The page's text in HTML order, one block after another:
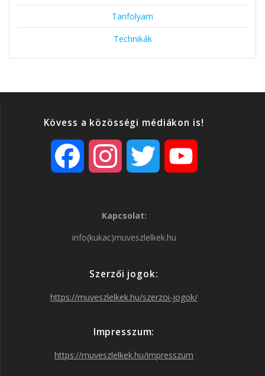
Tanfolyam
Technikák
Kövess a közösségi médiákon is!
o
s
r r
Kapcsolat:
info(kukac)muveszlelkek.hu
Szerzői jogok:
https://muveszlelkek.hu/szerzoi-jogok/
Impresszum:
https://muveszlelkek.hu/impresszum